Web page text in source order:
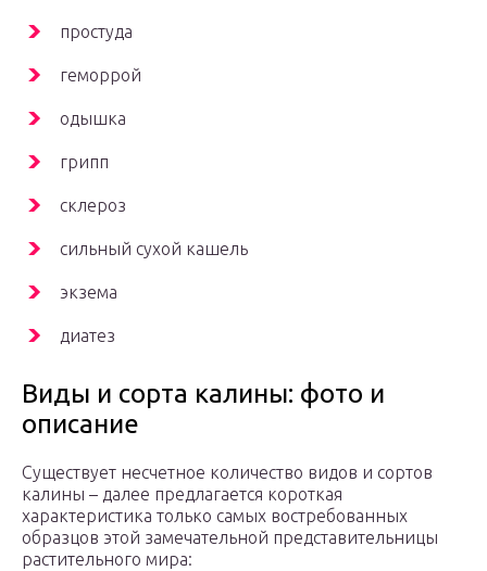
простуда
геморрой
одышка
грипп
склероз
сильный сухой кашель
экзема
диатез
Виды и сорта калины: фото и
описание
Существует несчетное количество видов и сортов
калины – далее предлагается короткая
характеристика только самых востребованных
образцов этой замечательной представительницы
растительного мира: